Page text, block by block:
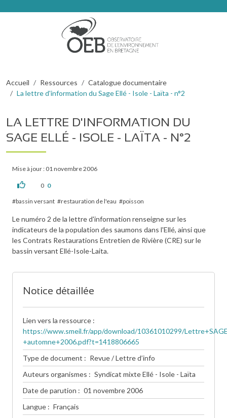
Fil d'Ariane
Accueil Ressources
Catalogue documentaire
La lettre d'information du Sage Ellé - Isole - Laïta - n°2
LA LETTRE D'INFORMATION DU
SAGE ELLÉ - ISOLE - LAÏTA - N°2
Mise à jour : 01 novembre 2006
0 0
bassin versant restauration de l'eau poisson
Le numéro 2 de la lettre d'information renseigne sur les
indicateurs de la population des saumons dans l'Ellé, ainsi que
les Contrats Restaurations Entretien de Rivière (CRE) sur le
bassin versant Ellé-Isole-Laita.
Notice détaillée
Lien vers la ressource
https://www.smeil.fr/app/download/10361010299/
+automne+2006.pdf?t=1418806665
Type de document
Revue / Lettre d’info
Auteurs organismes
Syndicat mixte Ellé - Isole - Laïta
Date de parution
01 novembre 2006
Langue
Français